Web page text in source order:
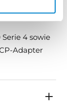
4 sowie
Adapter